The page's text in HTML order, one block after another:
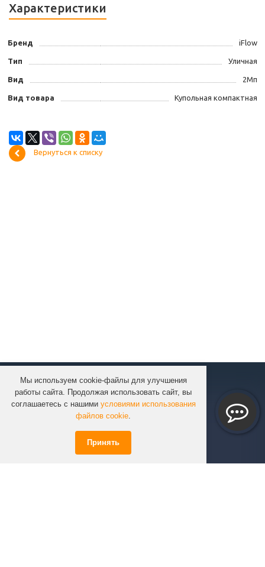
Мы используем cookie-файлы для улучшения
работы сайта. Продолжая использовать сайт, вы
соглашаетесь с нашими условиями использования
файлов cookie.
Принять
Характеристики
Бренд iFlow
Тип Уличная
Вид 2Мп
Вид товара Купольная компактная
Вернуться к списку
КОМПАНИЯ
КАТАЛОГ
УСЛУГИ
ИНФОРМАЦИЯ